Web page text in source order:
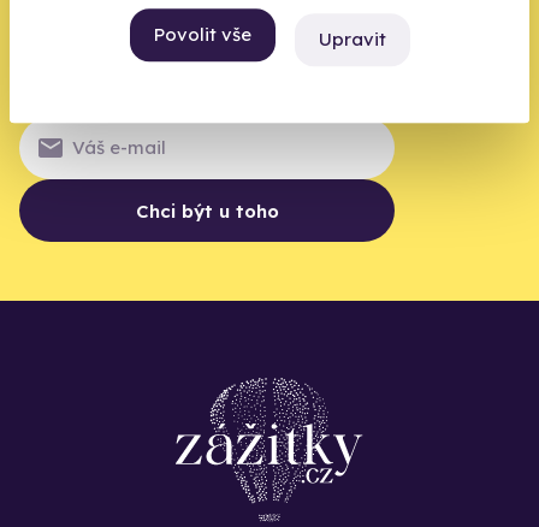
Povolit vše Upravit
Váš e-mail je vstupenka do světa, kde se žije naplno. Pojďte
Chci být u toho